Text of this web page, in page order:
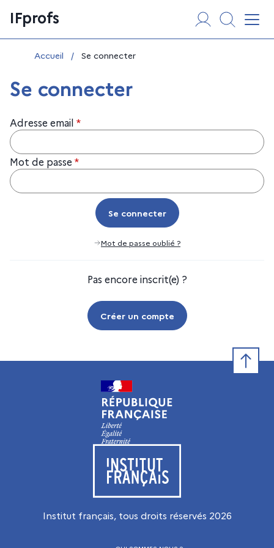
au
contenu
IFprofs
Vous êtes ici :
Accueil / Se connecter
Se connecter
Adresse email *
Mot de passe *
Se connecter
Se connecter
Mot de passe oublié ?
Pas encore inscrit(e) ?
Créer un compte
Visiter le site de l’Institut français
Institut français, tous droits réservés 2026